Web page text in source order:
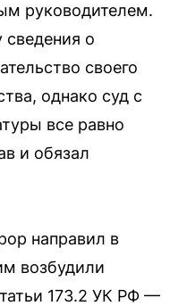
руководителем.
сведения о
своего
однако суд с
все равно
и обязал
направил в
возбудили
173.2 УК РФ —